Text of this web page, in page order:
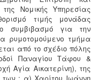
Νομικής Υπηρεσίας
τιμής μονάδας
συμβιβασμό για την
ρυμοτομούμενο τμήμα
από το σχέδιο πόλης
Παναγίου Τάφου &
Αγία Αικατερίνη), της
των : α) Χαρίτου Ιωάννη